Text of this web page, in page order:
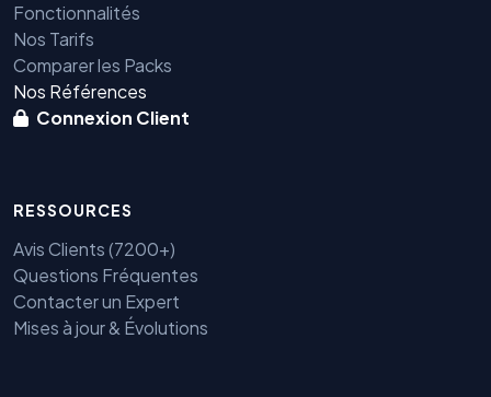
Fonctionnalités
Nos Tarifs
Comparer les Packs
Nos Références
Connexion Client
RESSOURCES
Avis Clients (7200+)
Questions Fréquentes
Contacter un Expert
Mises à jour & Évolutions